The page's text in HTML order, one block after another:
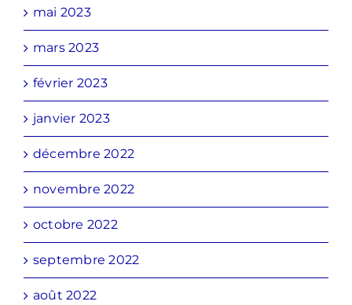
mai 2023
mars 2023
février 2023
janvier 2023
décembre 2022
novembre 2022
octobre 2022
septembre 2022
août 2022